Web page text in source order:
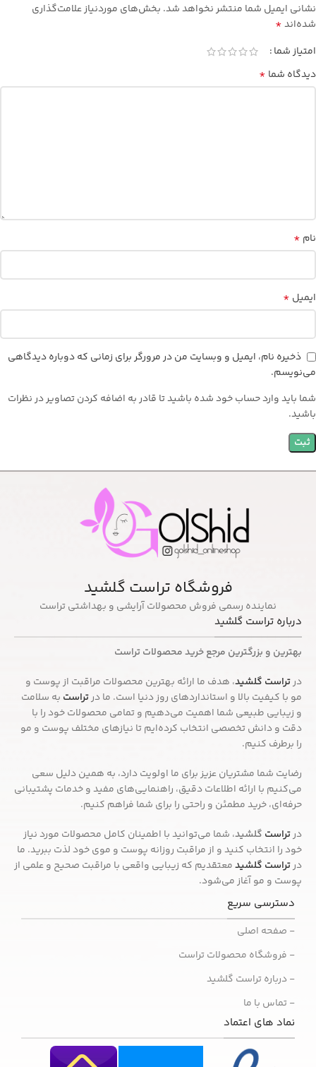
نشانی ایمیل شما منتشر نخواهد شد. بخش‌های موردنیاز علامت‌گذاری
شده‌اند*
امتیاز شما
دیدگاه شما *
نام *
ایمیل *
ذخیره نام، ایمیل و وبسایت من در مرورگر برای زمانی که دوباره دیدگاهی
می‌نویسم.
شما باید وارد حساب خود شده باشید تا قادر به اضافه کردن تصاویر در نظرات
باشید.
فروشگاه تراست گلشید
نماینده رسمی فروش محصولات آرایشی و بهداشتی تراست
درباره تراست گلشید
بهترین و بزرگترین مرجع خرید محصولات تراست
درتراست گلشید، هدف ما ارائه بهترین محصولات مراقبت از پوست و
مو با کیفیت بالا و استانداردهای روز دنیا است. ما درتراست به سلامت
و زیبایی طبیعی شما اهمیت می‌دهیم و تمامی محصولات خود را با
دقت و دانش تخصصی انتخاب کرده‌ایم تا نیازهای مختلف پوست و مو
را برطرف کنیم.
رضایت شما مشتریان عزیز برای ما اولویت دارد، به همین دلیل سعی
می‌کنیم با ارائه اطلاعات دقیق، راهنمایی‌های مفید و خدمات پشتیبانی
حرفه‌ای، خرید مطمئن و راحتی را برای شما فراهم کنیم.
درتراست گلشید، شما می‌توانید با اطمینان کامل محصولات مورد نیاز
خود را انتخاب کنید و از مراقبت روزانه پوست و موی خود لذت ببرید. ما
درتراست گلشیدمعتقدیم که زیبایی واقعی با مراقبت صحیح و علمی از
پوست و مو آغاز می‌شود.
دسترسی سریع
- صفحه اصلی
- فروشگاه محصولات تراست
- درباره تراست گلشید
- تماس با ما
نماد های اعتماد